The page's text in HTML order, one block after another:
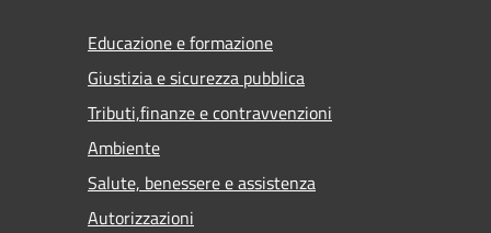
Educazione e formazione
Giustizia e sicurezza pubblica
Tributi,finanze e contravvenzioni
Ambiente
Salute, benessere e assistenza
Autorizzazioni